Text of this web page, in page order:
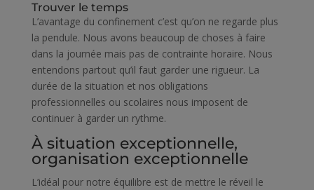
Trouver le temps
L’avantage du confinement c’est qu’on ne regarde plus
la pendule. Nous avons beaucoup de choses à faire
dans la journée mais pas de contrainte horaire. Nous
entendons partout qu’il faut garder une rigueur. La
durée de la situation et nos obligations
professionnelles ou scolaires nous imposent de
continuer à garder un rythme.
À situation exceptionnelle,
organisation exceptionnelle
L’idéal pour notre équilibre est de mettre le réveil le